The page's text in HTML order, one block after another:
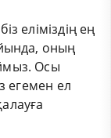
еліміздің ең
оның
Осы
егемен ел